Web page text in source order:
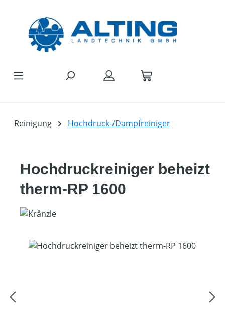
Reinigung Hochdruck-/Dampfreiniger
Hochdruckreiniger beheizt
therm-RP 1600
Bildergalerie überspringen